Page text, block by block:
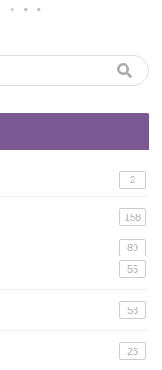
2
158
89
55
58
25